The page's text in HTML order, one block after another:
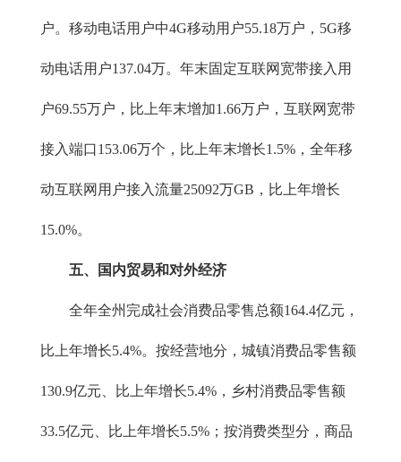
户。移动电话用户中4G移动用户55.18万户，5G移
动电话用户137.04万。年末固定互联网宽带接入用
户69.55万户，比上年末增加1.66万户，互联网宽带
接入端口153.06万个，比上年末增长1.5%，全年移
动互联网用户接入流量25092万GB，比上年增长
15.0%。
五、国内贸易和对外经济
全年全州完成社会消费品零售总额164.4亿元，
比上年增长5.4%。按经营地分，城镇消费品零售额
130.9亿元、比上年增长5.4%，乡村消费品零售额
33.5亿元、比上年增长5.5%；按消费类型分，商品